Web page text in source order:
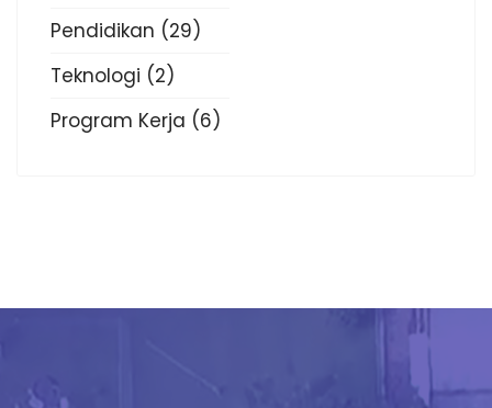
Pendidikan (29)
Teknologi (2)
Program Kerja (6)